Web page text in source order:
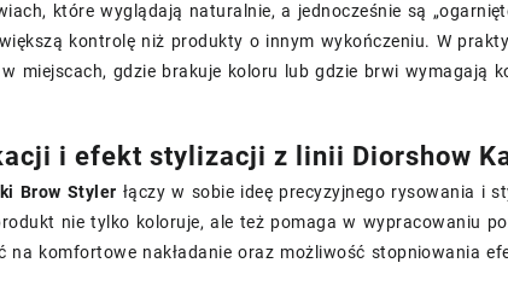
które wyglądają naturalnie, a jednocześnie są
kontrolę niż produkty o innym wykończeniu. W
miejscach, gdzie brakuje koloru lub gdzie brwi wymagają
i efekt stylizacji z linii Diorshow
Brow Styler łączy w sobie ideę precyzyjnego rysowania i
nie tylko koloruje, ale też pomaga w wypracowaniu
na komfortowe nakładanie oraz możliwość stopniowania